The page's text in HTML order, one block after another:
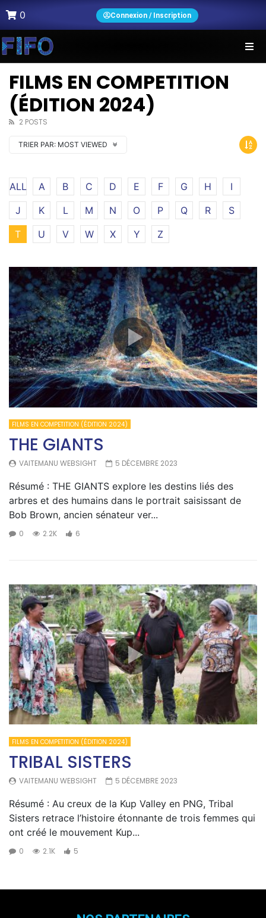
0 Connexion / Inscription
FILMS EN COMPETITION
(ÉDITION 2024)
2 POSTS
TRIER PAR: MOST VIEWED
ALL A B C D E F G H
I
J
K L M N O P Q R
S
T
U V W X Y Z
FILMS EN COMPETITION (ÉDITION 2024)
THE GIANTS
VAITEMANU WEBSIGHT 5 DÉCEMBRE 2023
Résumé : THE GIANTS explore les destins liés des
arbres et des humains dans le portrait saisissant de
Bob Brown, ancien sénateur ver...
0 2.2K 6
FILMS EN COMPETITION (ÉDITION 2024)
TRIBAL SISTERS
VAITEMANU WEBSIGHT 5 DÉCEMBRE 2023
Résumé : Au creux de la Kup Valley en PNG, Tribal
Sisters retrace l’histoire étonnante de trois femmes qui
ont créé le mouvement Kup...
0 2.1K 5